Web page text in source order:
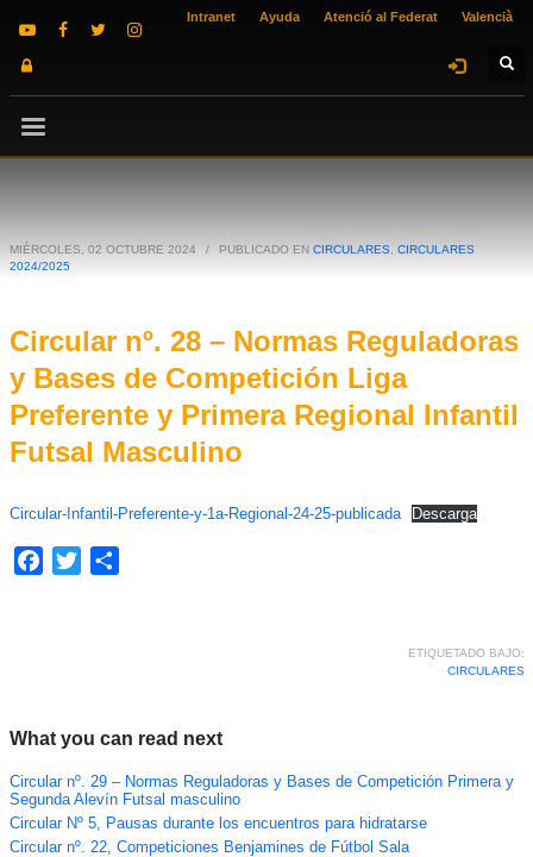
Intranet Ayuda Atenció al Federat Valencià
MIÉRCOLES, 02 OCTUBRE 2024 / PUBLICADO EN CIRCULARES
CIRCULARES
2024/2025
Circular nº. 28 – Normas Reguladoras
y Bases de Competición Liga
Preferente y Primera Regional Infantil
Futsal Masculino
Circular-Infantil-Preferente-y-1a-Regional-24-25-publicada Descarga
Facebook
Twitter
ETIQUETADO BAJO:
CIRCULARES
What you can read next
Circular nº. 29 – Normas Reguladoras y Bases de Competición Primera y
Segunda Alevín Futsal masculino
Circular Nº 5, Pausas durante los encuentros para hidratarse
Circular nº. 22, Competiciones Benjamines de Fútbol Sala